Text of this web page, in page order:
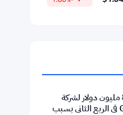
▼ -1.03%
▼ -0.16%